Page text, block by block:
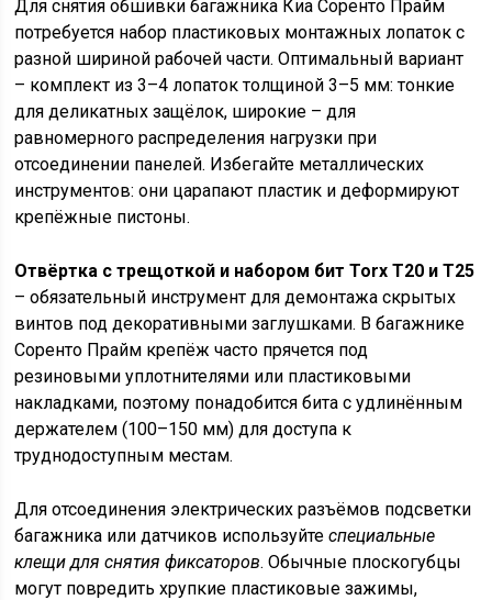
Для снятия обшивки багажника Киа Соренто Прайм
потребуется набор пластиковых монтажных лопаток с
разной шириной рабочей части. Оптимальный вариант
– комплект из 3–4 лопаток толщиной 3–5 мм: тонкие
для деликатных защёлок, широкие – для
равномерного распределения нагрузки при
отсоединении панелей. Избегайте металлических
инструментов: они царапают пластик и деформируют
крепёжные пистоны.
Отвёртка с трещоткой и набором бит Torx T20 и T25
– обязательный инструмент для демонтажа скрытых
винтов под декоративными заглушками. В багажнике
Соренто Прайм крепёж часто прячется под
резиновыми уплотнителями или пластиковыми
накладками, поэтому понадобится бита с удлинённым
держателем (100–150 мм) для доступа к
труднодоступным местам.
Для отсоединения электрических разъёмов подсветки
багажника или датчиков используйтеспециальные
клещи для снятия фиксаторов. Обычные плоскогубцы
могут повредить хрупкие пластиковые зажимы,